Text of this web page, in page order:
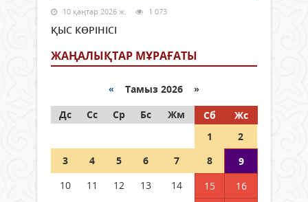
10 қаңтар 2026 ж. 1 073
ҚЫС КӨРІНІСІ
ЖАҢАЛЫҚТАР МҰРАҒАТЫ
« Тамыз 2026 »
Дс
Сс Ср Бс Жм Сб
Жс
1
2
3
4 5 6 7 8
9
10
11 12 13 14 15
16